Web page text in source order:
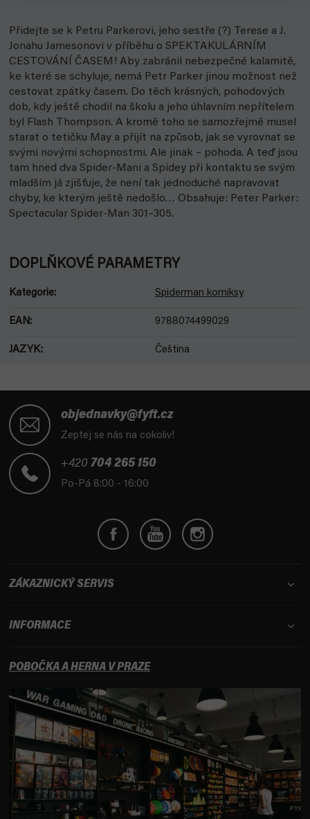
Přidejte se k Petru Parkerovi, jeho sestře (?) Terese a J.
Jonahu Jamesonovi v příběhu o SPEKTAKULÁRNÍM
CESTOVÁNÍ ČASEM! Aby zabránil nebezpečné kalamitě,
ke které se schyluje, nemá Petr Parker jinou možnost než
cestovat zpátky časem. Do těch krásných, pohodových
dob, kdy ještě chodil na školu a jeho úhlavním nepřítelem
byl Flash Thompson. A kromě toho se samozřejmě musel
starat o tetičku May a přijít na způsob, jak se vyrovnat se
svými novými schopnostmi. Ale jinak – pohoda. A teď jsou
tam hned dva Spider-Mani a Spidey při kontaktu se svým
mladším já zjišťuje, že není tak jednoduché napravovat
chyby, ke kterým ještě nedošlo… Obsahuje: Peter Parker:
Spectacular Spider-Man 301–305.
DOPLŇKOVÉ PARAMETRY
Kategorie: Spiderman komiksy
EAN: 9788074499029
JAZYK: Čeština
objednavky@fyft.cz
Zeptej se nás na cokoliv!
+420 704 265 150
Po-Pá 8:00 - 16:00
ZÁKAZNICKÝ SERVIS
INFORMACE
POBOČKA A HERNA V PRAZE